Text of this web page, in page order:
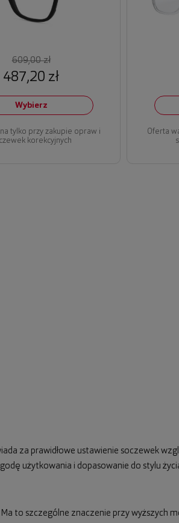
609,00 zł
487,20 zł
Wybierz
tylko przy zakupie opraw i
korekcyjnych
Oferta
za prawidłowe ustawienie soczewek
użytkowania i dopasowanie do stylu
to szczególne znaczenie przy wyższych